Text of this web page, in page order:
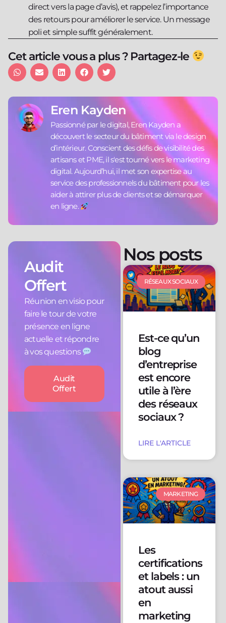
direct vers la page d’avis), et rappelez l’importance
des retours pour améliorer le service. Un message
poli et simple suffit généralement.
Cet article vous a plus ? Partagez-le
Eren Kayden
Passionné par le digital, Eren Kayden a
découvert le secteur du bâtiment via le design
d’intérieur. Conscient des défis de visibilité des
artisans et PME, il s'est tourné vers le marketing
digital. Aujourd’hui, il met son expertise au
service des professionnels du bâtiment pour les
aider à attirer plus de clients et se démarquer
en ligne.
Audit
Offert
Réunion en visio pour
faire le tour de votre
présence en ligne
actuelle et répondre
à vos questions
Audit
Offert
Nos posts
RÉSEAUX SOCIAUX
Est-ce qu’un
blog
d’entreprise
est encore
utile à l’ère
des réseaux
sociaux ?
LIRE L'ARTICLE
MARKETING
Les
certifications
et labels : un
atout aussi
en
marketing